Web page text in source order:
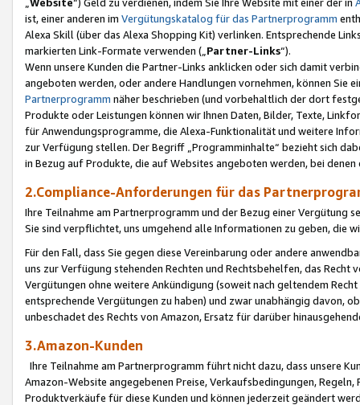
ist, einer anderen im Vergütungskatalog für das Partnerprogramm
Alexa Skill (über das Alexa Shopping Kit) verlinken. Entsprechende
markierten Link-Formate verwenden („ Partner-Links“).
Wenn unsere Kunden die Partner-Links anklicken oder sich damit
angeboten werden, oder andere Handlungen vornehmen, können Sie
Partnerprogramm näher beschrieben (und vorbehaltlich der dort
Produkte oder Leistungen können wir Ihnen Daten, Bilder, Texte,
für Anwendungsprogramme, die Alexa-Funktionalität und weitere
zur Verfügung stellen. Der Begriff „Programminhalte“ bezieht sich
in Bezug auf Produkte, die auf Websites angeboten werden, bei
2.Compliance-Anforderungen für das
Ihre Teilnahme am Partnerprogramm und der Bezug einer Vergütung
Sie sind verpflichtet, uns umgehend alle Informationen zu geben, die
Für den Fall, dass Sie gegen diese Vereinbarung oder andere
uns zur Verfügung stehenden Rechten und Rechtsbehelfen, das
Vergütungen ohne weitere Ankündigung (soweit nach geltendem
entsprechende Vergütungen zu haben) und zwar unabhängig davon,
unbeschadet des Rechts von Amazon, Ersatz für darüber
3.Amazon-Kunden
Ihre Teilnahme am Partnerprogramm führt nicht dazu, dass unsere
Amazon-Website angegebenen Preise, Verkaufsbedingungen,
Produktverkäufe für diese Kunden und können jederzeit geändert